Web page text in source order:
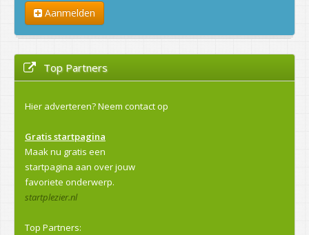
Aanmelden
Top Partners
Hier adverteren?Neem contact op
Gratis startpagina
Maak nu gratis een
startpagina aan over jouw
favoriete onderwerp.
startplezier.nl
Top Partners: